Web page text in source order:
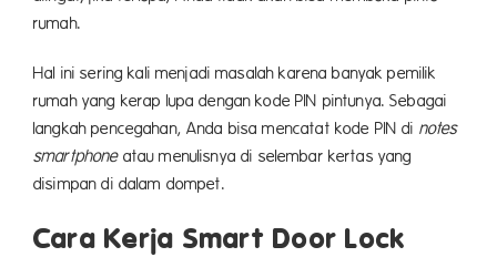
rumah.
Hal ini sering kali menjadi masalah karena banyak pemilik
rumah yang kerap lupa dengan kode PIN pintunya. Sebagai
langkah pencegahan, Anda bisa mencatat kode PIN di notes
smartphoneatau menulisnya di selembar kertas yang
disimpan di dalam dompet.
Cara Kerja Smart Door Lock